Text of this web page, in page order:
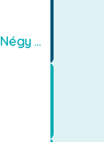
40 éves a Názáret Ház – Négy évtized szeretetben és gondoskodásban